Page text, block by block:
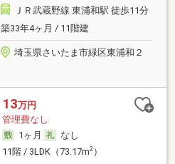
ＪＲ武蔵野線 東浦和駅 徒歩11分
築33年4ヶ月 / 11階建
埼玉県さいたま市緑区東浦和２
13万円
管理費なし
1ヶ月
なし
11階 / 3LDK（73.17m2）